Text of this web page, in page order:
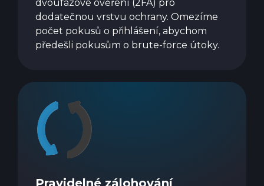
dvoufázové ověření (2FA) pro
dodatečnou vrstvu ochrany. Omezíme
počet pokusů o přihlášení, abychom
předešli pokusům o brute-force útoky.
Pravidelné zálohování